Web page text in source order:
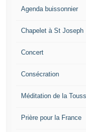
Agenda buissonnier
Chapelet à St Joseph
Concert
Consécration
Méditation de la
Prière pour la France